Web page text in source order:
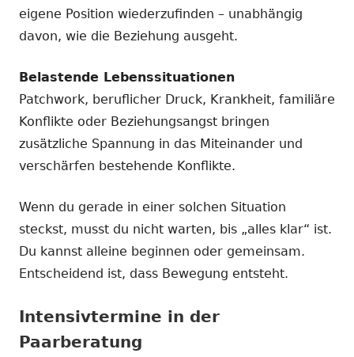
eigene Position wiederzufinden – unabhängig
davon, wie die Beziehung ausgeht.
Belastende Lebenssituationen
Patchwork, beruflicher Druck, Krankheit, familiäre
Konflikte oder Beziehungsangst bringen
zusätzliche Spannung in das Miteinander und
verschärfen bestehende Konflikte.
Wenn du gerade in einer solchen Situation
steckst, musst du nicht warten, bis „alles klar“ ist.
Du kannst alleine beginnen oder gemeinsam.
Entscheidend ist, dass Bewegung entsteht.
Intensivtermine in der
Paarberatung